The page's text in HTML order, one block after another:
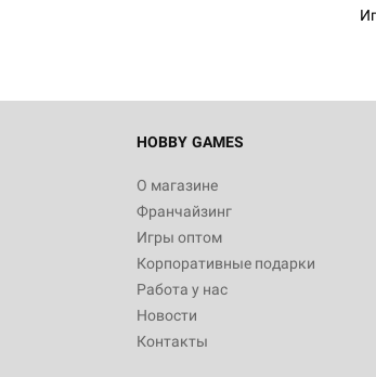
HOBBY GAMES
О магазине
Франчайзинг
Игры оптом
Корпоративные подарки
Работа у нас
Новости
Контакты
империи: Боевая тревога
799
Настольная игра Hobby World
империи. Четвёртая редакция:
Рубеж
12 990